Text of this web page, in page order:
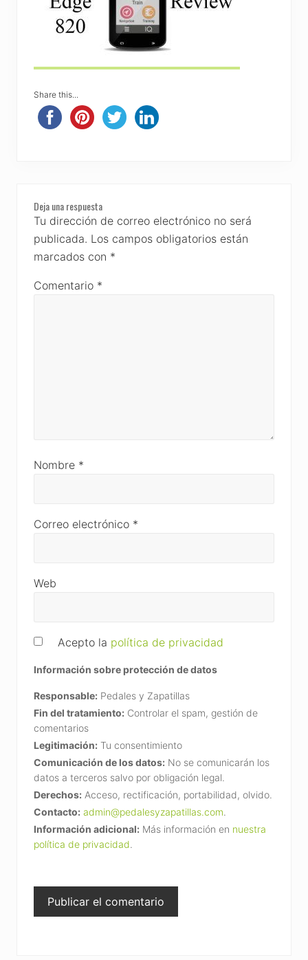
Share this...
Reader
Interactions
Deja una respuesta
Tu dirección de correo electrónico no será
publicada. Los campos obligatorios están
marcados con *
Comentario *
Nombre *
Correo electrónico *
Web
Acepto la política de privacidad
Información sobre protección de datos
Responsable: Pedales y Zapatillas
Fin del tratamiento: Controlar el spam, gestión de
comentarios
Legitimación: Tu consentimiento
Comunicación de los datos: No se comunicarán los
datos a terceros salvo por obligación legal.
Derechos: Acceso, rectificación, portabilidad, olvido.
Contacto: admin@pedalesyzapatillas.com.
Información adicional: Más información en nuestra
política de privacidad.